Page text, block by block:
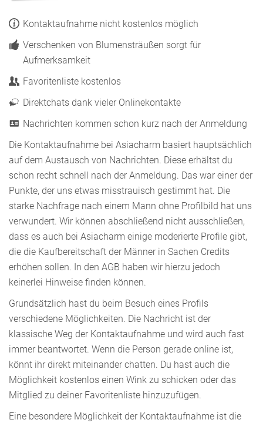
Kontaktaufnahme nicht kostenlos möglich
Verschenken von Blumensträußen sorgt für
Aufmerksamkeit
Favoritenliste kostenlos
Direktchats dank vieler Onlinekontakte
Nachrichten kommen schon kurz nach der Anmeldung
Die Kontaktaufnahme bei Asiacharm basiert hauptsächlich
auf dem Austausch von Nachrichten. Diese erhältst du
schon recht schnell nach der Anmeldung. Das war einer der
Punkte, der uns etwas misstrauisch gestimmt hat. Die
starke Nachfrage nach einem Mann ohne Profilbild hat uns
verwundert. Wir können abschließend nicht ausschließen,
dass es auch bei Asiacharm einige moderierte Profile gibt,
die die Kaufbereitschaft der Männer in Sachen Credits
erhöhen sollen. In den AGB haben wir hierzu jedoch
keinerlei Hinweise finden können.
Grundsätzlich hast du beim Besuch eines Profils
verschiedene Möglichkeiten. Die Nachricht ist der
klassische Weg der Kontaktaufnahme und wird auch fast
immer beantwortet. Wenn die Person gerade online ist,
könnt ihr direkt miteinander chatten. Du hast auch die
Möglichkeit kostenlos einen Wink zu schicken oder das
Mitglied zu deiner Favoritenliste hinzuzufügen.
Eine besondere Möglichkeit der Kontaktaufnahme ist die